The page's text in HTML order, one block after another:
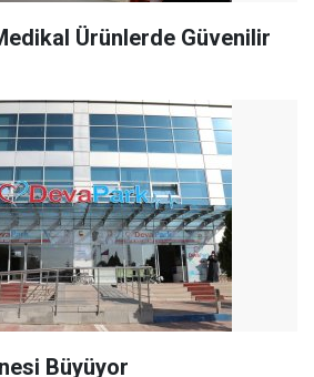
Ürünlerde Güvenilir
Büyüyor